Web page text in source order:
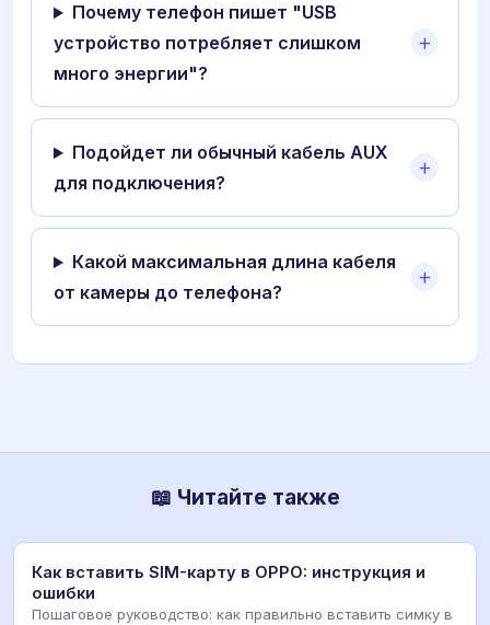
Почему телефон пишет "USB
устройство потребляет слишком
много энергии"?
Подойдет ли обычный кабель AUX
для подключения?
Какой максимальная длина кабеля
от камеры до телефона?
📖 Читайте также
Как вставить SIM-карту в OPPO: инструкция и
ошибки
Пошаговое руководство: как правильно вставить симку в